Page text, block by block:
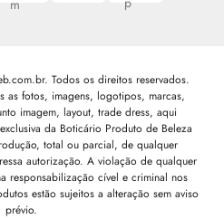
Todos os direitos reservados.
as fotos, imagens, logotipos, marcas,
imagem, layout, trade dress, aqui
da Boticário Produto de Beleza
total ou parcial, de qualquer
autorização. A violação de qualquer
responsabilização cível e criminal nos
estão sujeitos a alteração sem aviso
prévio.